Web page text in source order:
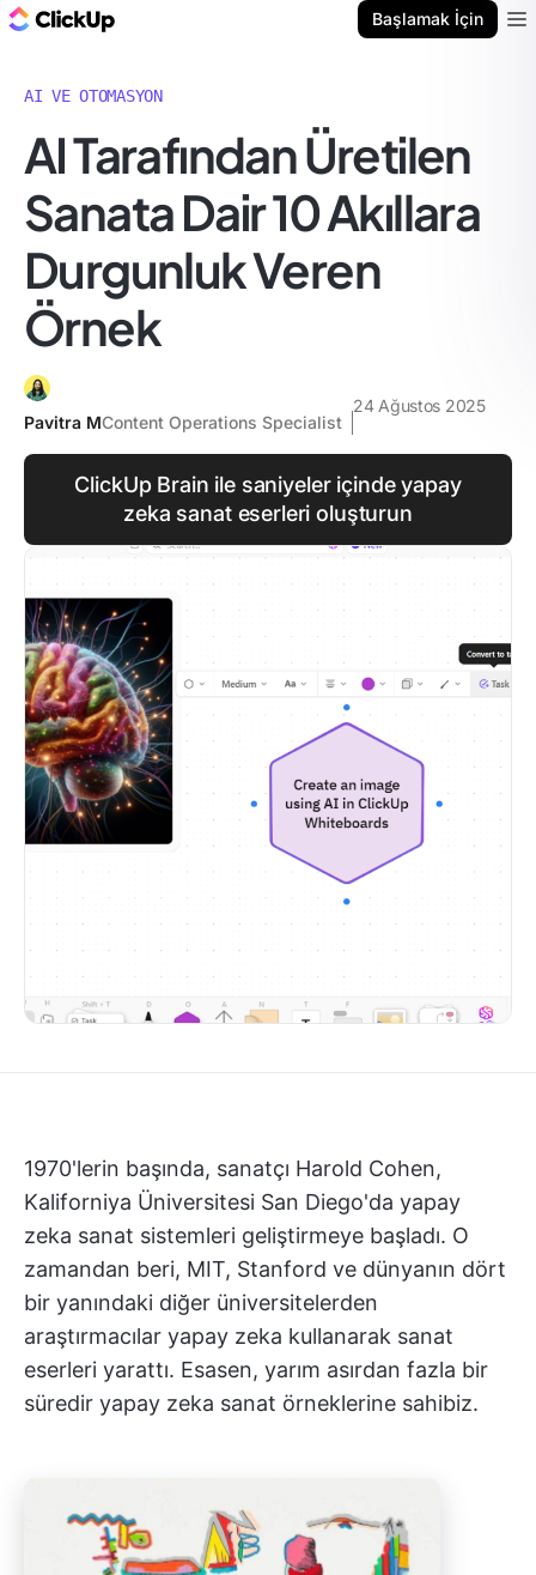
Başlamak İçin
AI VE OTOMASYON
AI Tarafından Üretilen
Sanata Dair 10 Akıllara
Durgunluk Veren
Örnek
Pavitra MContent Operations Specialist
24 Ağustos 2025
ClickUp Brain ile saniyeler içinde yapay
zeka sanat eserleri oluşturun
1970'lerin başında, sanatçı Harold Cohen,
Kaliforniya Üniversitesi San Diego'da yapay
zeka sanat sistemleri geliştirmeye başladı. O
zamandan beri, MIT, Stanford ve dünyanın dört
bir yanındaki diğer üniversitelerden
araştırmacılar yapay zeka kullanarak sanat
eserleri yarattı. Esasen, yarım asırdan fazla bir
süredir yapay zeka sanat örneklerine sahibiz.